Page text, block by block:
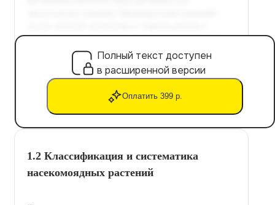
Полный текст доступен
в расширенной версии
Оплатить 399 р.
1.2 Классификация и систематика
насекомоядных растений